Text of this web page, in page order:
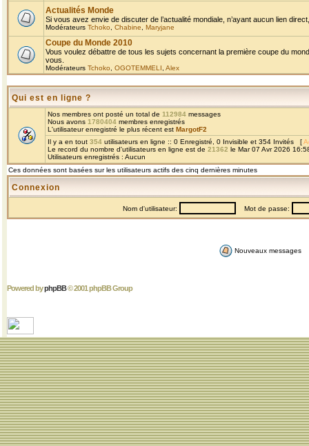
Actualités Monde
Si vous avez envie de discuter de l’actualité mondiale, n’ayant aucun lien
Modérateurs Tchoko Chabine Maryjane
Coupe du Monde 2010
Vous voulez débattre de tous les sujets concernant la première coupe du
vous.
Modérateurs Tchoko OGOTEMMELI Alex
Qui est en ligne ?
Nos membres ont posté un total de 112984 messages
Nous avons 1780404 membres enregistrés
L'utilisateur enregistré le plus récent est MargotF2
Il y a en tout 354 utilisateurs en ligne :: 0 Enregistré, 0 Invisible et 354 Invités [
Le record du nombre d'utilisateurs en ligne est de 21362 le Mar 07 Avr 2026
Utilisateurs enregistrés : Aucun
Ces données sont basées sur les utilisateurs actifs des cinq dernières minutes
Connexion
Nom d'utilisateur: Mot de passe:
Nouveaux messages
Powered byphpBB© 2001 phpBB Group